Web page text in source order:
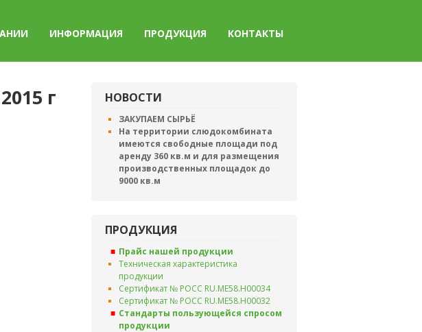
ИНФОРМАЦИЯ ПРОДУКЦИЯ КОНТАКТЫ
г НОВОСТИ
ЗАКУПАЕМ СЫРЬЁ
На территории слюдокомбината
имеются свободные площади под
аренду 360 кв.м и для размещения
производственных площадок до
9000 кв.м
ПРОДУКЦИЯ
Прайс нашей продукции
Техническая характеристика
продукции
Сертификат № РОСС RU.ME58.H00034
Сертификат № РОСС RU.ME58.H00032
Стандарты пользующейся спросом
продукции